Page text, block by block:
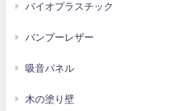
バイオプラスチック
バンブーレザー
吸音パネル
木の塗り壁